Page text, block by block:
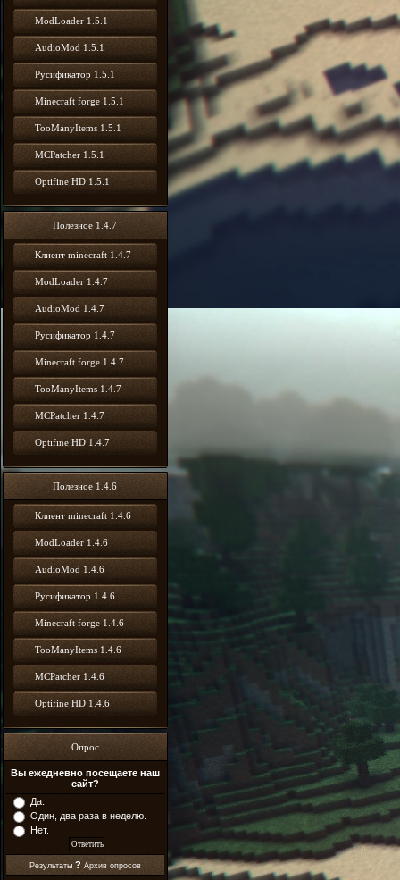
ModLoader 1.5.1
AudioMod 1.5.1
Русификатор 1.5.1
Minecraft forge 1.5.1
TooManyItems 1.5.1
MCPatcher 1.5.1
Optifine HD 1.5.1
Полезное 1.4.7
Клиент minecraft 1.4.7
ModLoader 1.4.7
AudioMod 1.4.7
Русификатор 1.4.7
Minecraft forge 1.4.7
TooManyItems 1.4.7
MCPatcher 1.4.7
Optifine HD 1.4.7
Полезное 1.4.6
Клиент minecraft 1.4.6
ModLoader 1.4.6
AudioMod 1.4.6
Русификатор 1.4.6
Minecraft forge 1.4.6
TooManyItems 1.4.6
MCPatcher 1.4.6
Optifine HD 1.4.6
Опрос
Вы ежедневно посещаете наш
сайт?
Да.
Один, два раза в неделю.
Нет.
Результаты ? Архив опросов